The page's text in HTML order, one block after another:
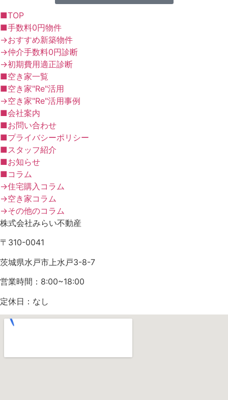
■TOP
■手数料0円物件
→おすすめ新築物件
→仲介手数料0円診断
→初期費用適正診断
■空き家一覧
■空き家"Re"活用
→空き家"Re"活用事例
■会社案内
■お問い合わせ
■プライバシーポリシー
■スタッフ紹介
■お知らせ
■コラム
→住宅購入コラム
→空き家コラム
→その他のコラム
株式会社みらい不動産
〒310-0041
茨城県水戸市上水戸3-8-7
営業時間：8:00~18:00
定休日：なし